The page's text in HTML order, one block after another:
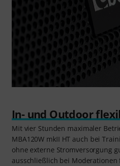
In- und Outdoor
Mit vier Stunden maximaler
MBA120W mkII HT auch bei
ohne externe Stromversorgung
ausschließlich bei Moderationen